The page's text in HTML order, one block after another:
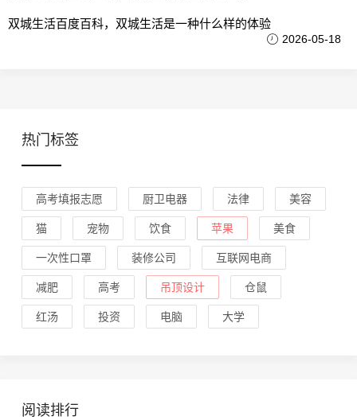
双城生活百度百科，双城生活是一种什么样的体验
2026-05-18
热门标签
高考填报志愿 厨卫电器 法律 美容
猫 宠物 饮食 苹果 美食
一次性口罩 装修公司 互联网电商
减肥 高考 吊顶设计 仓鼠
红汤 投资 电脑 大学
阅读排行